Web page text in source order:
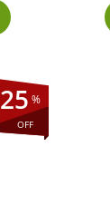
%
OFF
25